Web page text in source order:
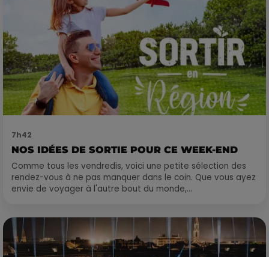
7h42
NOS IDÉES DE SORTIE POUR CE WEEK-END
Comme tous les vendredis, voici une petite sélection des
rendez-vous à ne pas manquer dans le coin. Que vous ayez
envie de voyager à l'autre bout du monde,...